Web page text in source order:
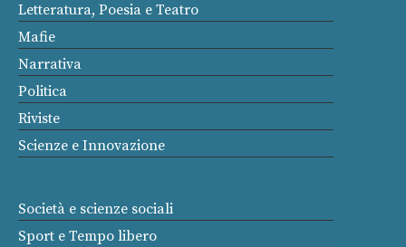
Letteratura, Poesia e Teatro
Mafie
Narrativa
Politica
Riviste
Scienze e Innovazione
Società e scienze sociali
Sport e Tempo libero